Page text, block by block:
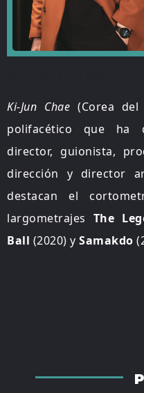
Ki-Jun Chae (Corea
polifacético que ha
director, guionista,
dirección y director
destacan el
largometrajes The
Ball (2020) ySamakdo